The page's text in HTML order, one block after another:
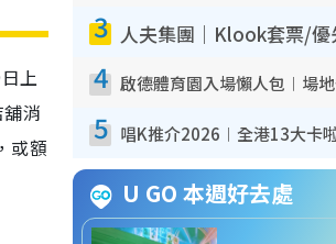
日上
消
或額
3
4
5
U GO 本週好去處